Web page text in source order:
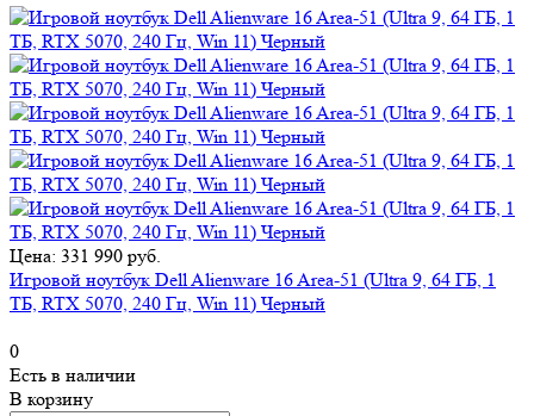
Цена: 331 990 руб.
Игровой ноутбук Dell Alienware 16 Area-51 (Ultra 9, 64 ГБ, 1
ТБ, RTX 5070, 240 Гц, Win 11) Черный
0
Есть в наличии
В корзину